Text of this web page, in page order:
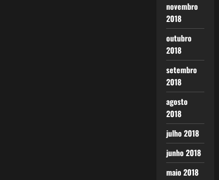
novembro
2018
outubro
2018
setembro
2018
agosto
2018
julho 2018
junho 2018
maio 2018